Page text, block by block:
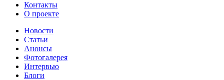
Контакты
О проекте
Новости
Статьи
Анонсы
Фотогалерея
Интервью
Блоги